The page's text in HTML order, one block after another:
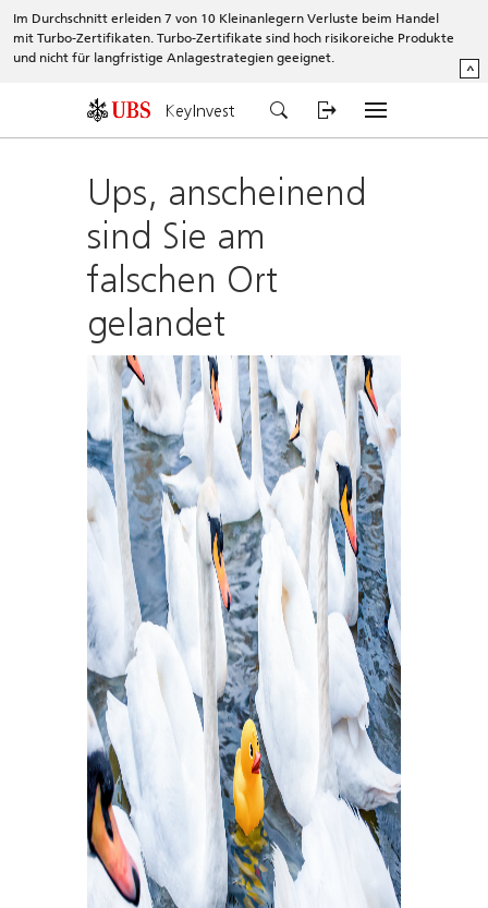
Im Durchschnitt erleiden 7 von 10 Kleinanlegern Verluste beim Handel
mit Turbo-Zertifikaten. Turbo-Zertifikate sind hoch risikoreiche Produkte
und nicht für langfristige Anlagestrategien geeignet.
^
KeyInvest
Ups, anscheinend
sind Sie am
falschen Ort
gelandet